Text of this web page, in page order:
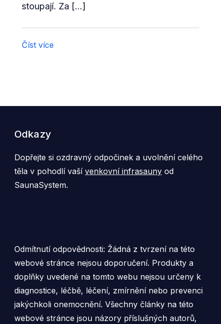
stoupají. Za […]
Číst více
Odkazy
Dopřejte si ozdravný odpočinek a uvolnění celého
těla v pohodlí vaší venkovní infrasauny od
SaunaSystem.
Odmítnutí odpovědnosti: Žádná z tvrzení na této
webové stránce nejsou doporučení. Produkty a
doplňky uvedené na tomto webu nejsou určeny k
diagnostice, léčbě, léčení, zmírnění nebo prevenci
jakýchkoli onemocnění. Všechny články na této
webové stránce jsou názory příslušných autorů,